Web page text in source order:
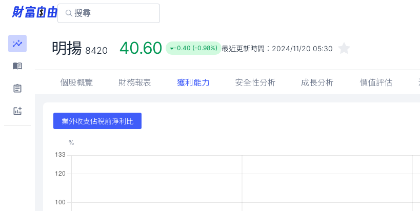
明揚 8420 40.60 -0.40 (-0.98%) 最近更新時間： 2024/11/20 05:30
個股概覽 財務報表 獲利能力 安全性分析 成長分析 價值評估
業外收支佔稅前淨利比